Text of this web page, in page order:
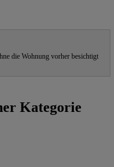
die Wohnung vorher besichtigt
Kategorie